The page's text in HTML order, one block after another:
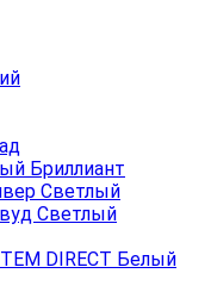
Бриллиант
Светлый
Светлый
DIRECT Белый